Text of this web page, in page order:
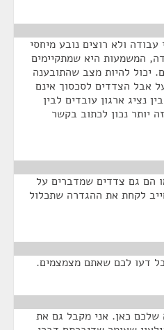
ולא רוצים נובע מיחסי
המשמעות היא שמתקיימים
יכול להיות מצב שהתובענה
אבל הצדדים לסכסוך אינם
נציג ארגון עובדים לבין
יותר נכון לכתוב בקשר
הם גם צדדים שמדברים על
לקחת את ההגדרה שתכלול
דעו לכם שאתם מצמצמים.
כאן. אני מקבל גם את